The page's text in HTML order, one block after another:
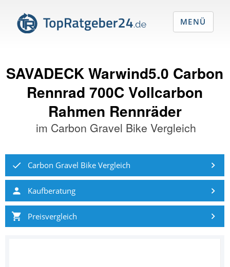
SAVADECK Warwind5.0 Carbon
Rennrad 700C Vollcarbon
Rahmen Rennräder
im Carbon Gravel Bike Vergleich
Carbon Gravel Bike Vergleich
Kaufberatung
Preisvergleich
MENÜ